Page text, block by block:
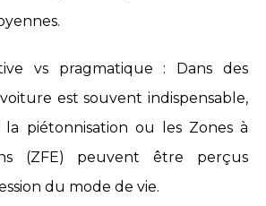
vs pragmatique : Dans des
est souvent indispensable,
la piétonnisation ou les Zones à
(ZFE) peuvent être perçus
du mode de vie.